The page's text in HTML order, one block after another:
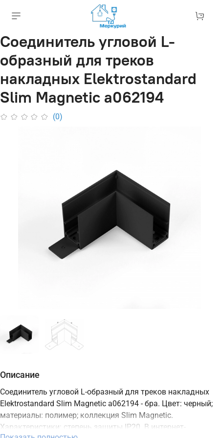
Соединитель угловой L-
образный для треков
накладных Elektrostandard
Slim Magnetic a062194
(0)
Описание
Соединитель угловой L-образный для треков накладных
Elektrostandard Slim Magnetic a062194 - бра. Цвет: черный;
материалы: полимер; коллекция Slim Magnetic.
Характеристики: степень защиты IP20. В интернет-